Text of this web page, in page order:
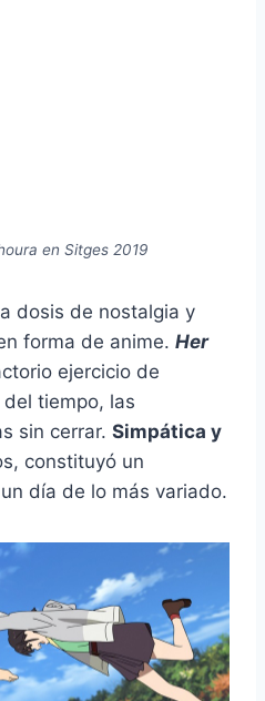
en Sitges 2019
dosis de nostalgia y
forma de anime. Her
ejercicio de
tiempo, las
sin cerrar. Simpática y
constituyó un
día de lo más variado.